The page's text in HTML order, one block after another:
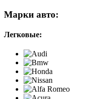
Марки авто:
Легковые: